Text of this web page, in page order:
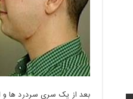
بعد از یک سری سردرد ها و